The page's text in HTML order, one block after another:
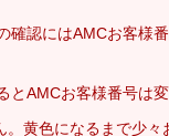
認にはAMCお客様
AMCお客様番号は
黄色になるまで少々